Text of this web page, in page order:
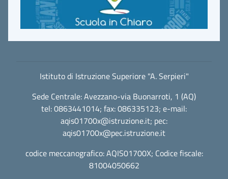
Istituto di Istruzione Superiore "A. Serpieri"
Sede Centrale: Avezzano-via Buonarroti, 1 (AQ)
tel: 0863441014; fax: 086335123; e-mail:
aqis01700x@istruzione.it; pec:
aqis01700x@pec.istruzione.it
codice meccanografico: AQIS01700X; Codice fiscale:
81004050662